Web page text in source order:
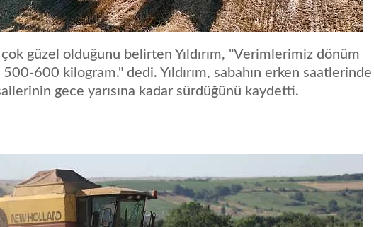
güzel olduğunu belirten Yıldırım, "Verimlerimiz dönüm
500-600 kilogram." dedi. Yıldırım, sabahın erken saatlerinde
gece yarısına kadar sürdüğünü kaydetti.